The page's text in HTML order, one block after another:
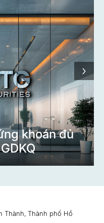
khoán đủ
›
Thành, Thành phố Hồ